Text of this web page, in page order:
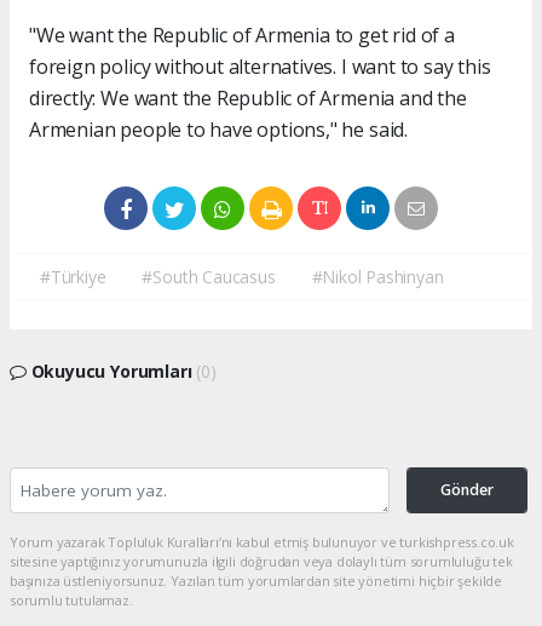
"We want the Republic of Armenia to get rid of a
foreign policy without alternatives. I want to say this
directly: We want the Republic of Armenia and the
Armenian people to have options," he said.
#Türkiye #South Caucasus #Nikol Pashinyan
Okuyucu Yorumları (0)
Gönder
Yorum yazarak Topluluk Kuralları’nı kabul etmiş bulunuyor ve turkishpress.co.uk
sitesine yaptığınız yorumunuzla ilgili doğrudan veya dolaylı tüm sorumluluğu tek
başınıza üstleniyorsunuz. Yazılan tüm yorumlardan site yönetimi hiçbir şekilde
sorumlu tutulamaz.